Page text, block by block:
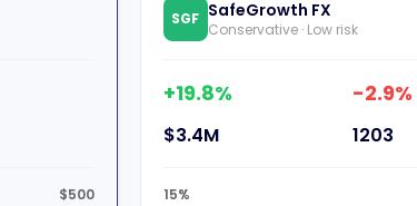
$500
SGF SafeGrowth FX
Conservative · Low risk
+19.8% -2.9%
$3.4M 1203
15%